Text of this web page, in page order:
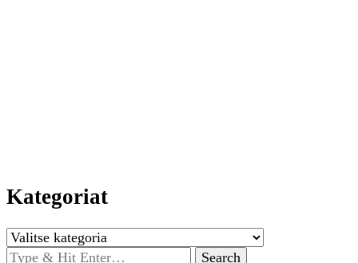
Kategoriat
Kategoriat
Looking